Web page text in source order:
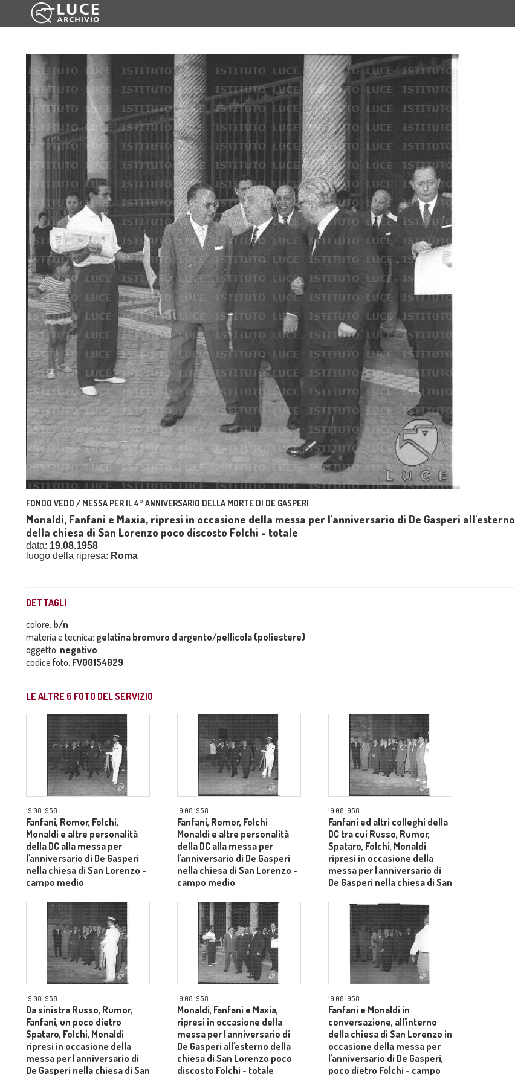
FONDO VEDO / MESSA PER IL 4° ANNIVERSARIO DELLA MORTE DI DE GASPERI
Monaldi, Fanfani e Maxia, ripresi in occasione della messa per l'anniversario di De Gasperi all'esterno
della chiesa di San Lorenzo poco discosto Folchi - totale
data: 19.08.1958
luogo della ripresa: Roma
DETTAGLI
colore: b/n
materia e tecnica: gelatina bromuro d'argento/pellicola (poliestere)
oggetto: negativo
codice foto: FV00154029
LE ALTRE 6 FOTO DEL SERVIZIO
19.08.1958
Fanfani, Romor, Folchi,
Monaldi e altre personalità
della DC alla messa per
l'anniversario di De Gasperi
nella chiesa di San Lorenzo -
campo medio
19.08.1958
Fanfani, Romor, Folchi
Monaldi e altre personalità
della DC alla messa per
l'anniversario di De Gasperi
nella chiesa di San Lorenzo -
campo medio
19.08.1958
Fanfani ed altri colleghi della
DC tra cui Russo, Rumor,
Spataro, Folchi, Monaldi
ripresi in occasione della
messa per l'anniversario di
De Gasperi nella chiesa di San
19.08.1958
Da sinistra Russo, Rumor,
Fanfani, un poco dietro
Spataro, Folchi, Monaldi
ripresi in occasione della
messa per l'anniversario di
De Gasperi nella chiesa di San
19.08.1958
Monaldi, Fanfani e Maxia,
ripresi in occasione della
messa per l'anniversario di
De Gasperi all'esterno della
chiesa di San Lorenzo poco
discosto Folchi - totale
19.08.1958
Fanfani e Monaldi in
conversazione, all'interno
della chiesa di San Lorenzo in
occasione della messa per
l'anniversario di De Gasperi,
poco dietro Folchi - campo